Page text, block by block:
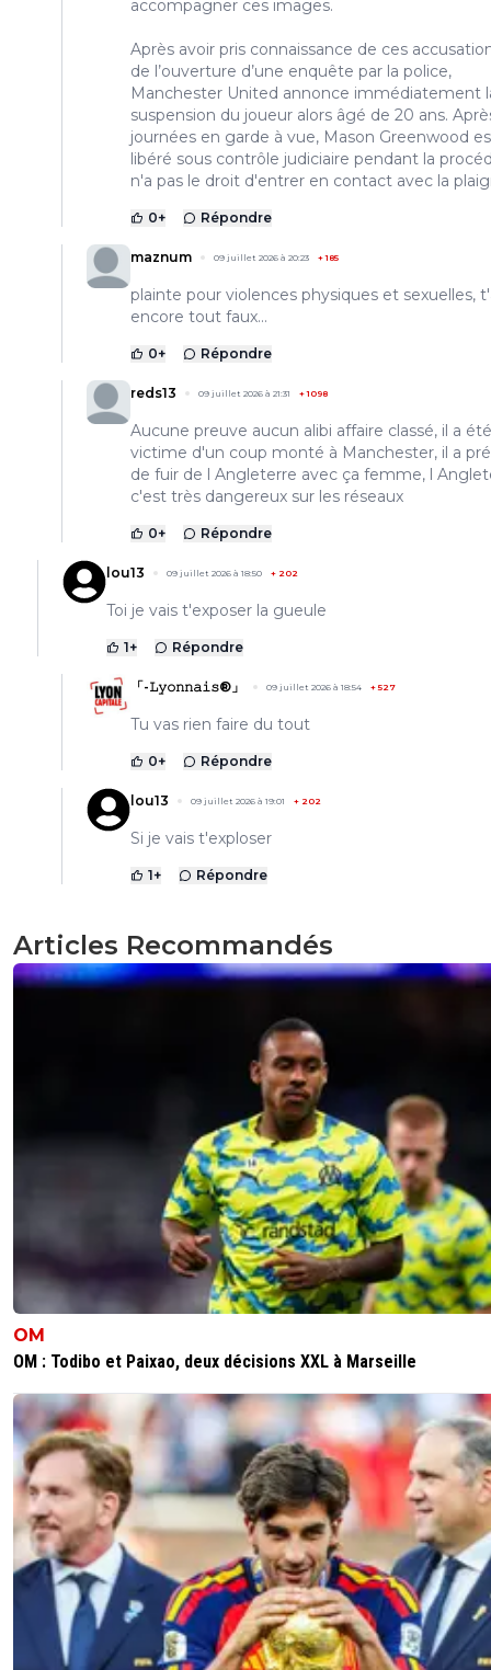
accompagner ces images.
Après avoir pris connaissance de ces
de l’ouverture d’une enquête par la police,
Manchester United annonce immédiatement
suspension du joueur alors âgé de 20 ans.
journées en garde à vue, Mason Greenwood
libéré sous contrôle judiciaire pendant la
n'a pas le droit d'entrer en contact avec la
0+ Répondre
maznum 09 juillet 2026 à 20:23 +185
plainte pour violences physiques et sexuelles,
encore tout faux...
0+ Répondre
reds13 09 juillet 2026 à 21:31 +1098
Aucune preuve aucun alibi affaire classé, il a été
victime d'un coup monté à Manchester, il a
de fuir de l Angleterre avec ça femme, l
c'est très dangereux sur les réseaux
0+ Répondre
lou13 09 juillet 2026 à 18:50 + 202
Toi je vais t'exposer la gueule
1+ Répondre
「-𝙻𝚢𝚘𝚗𝚗𝚊𝚒𝚜®」 09 juillet 2026 à 18:54 + 527
Tu vas rien faire du tout
0+ Répondre
lou13 09 juillet 2026 à 19:01 + 202
Si je vais t'exploser
1+ Répondre
Articles Recommandés
OM
OM : Todibo et Paixao, deux décisions XXL à Marseille